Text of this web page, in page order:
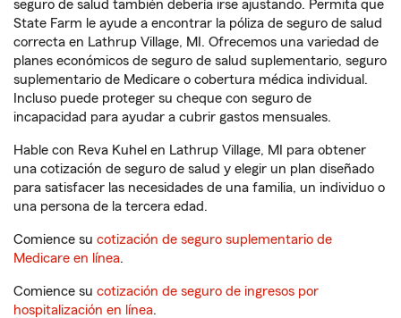
seguro de salud también debería irse ajustando. Permita que
State Farm le ayude a encontrar la póliza de seguro de salud
correcta en Lathrup Village, MI. Ofrecemos una variedad de
planes económicos de seguro de salud suplementario, seguro
suplementario de Medicare o cobertura médica individual.
Incluso puede proteger su cheque con seguro de
incapacidad para ayudar a cubrir gastos mensuales.
Hable con Reva Kuhel en Lathrup Village, MI para obtener
una cotización de seguro de salud y elegir un plan diseñado
para satisfacer las necesidades de una familia, un individuo o
una persona de la tercera edad.
Comience su cotización de seguro suplementario de
Medicare en línea.
Comience su cotización de seguro de ingresos por
hospitalización en línea.